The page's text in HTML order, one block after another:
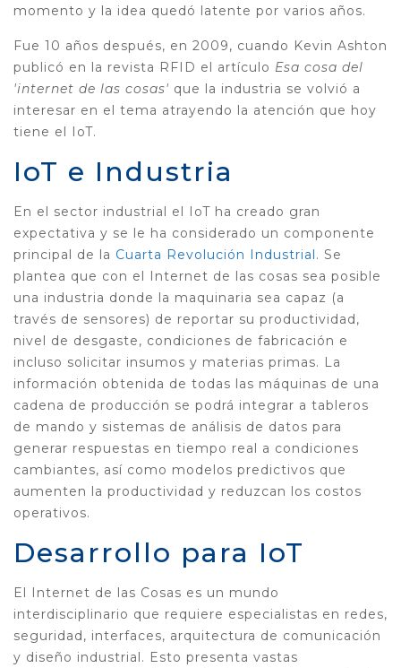
momento y la idea quedó latente por varios años.
Fue 10 años después, en 2009, cuando Kevin Ashton
publicó en la revista RFID el artículo Esa cosa del
'internet de las cosas' que la industria se volvió a
interesar en el tema atrayendo la atención que hoy
tiene el IoT.
IoT e Industria
En el sector industrial el IoT ha creado gran
expectativa y se le ha considerado un componente
principal de la Cuarta Revolución Industrial . Se
plantea que con el Internet de las cosas sea posible
una industria donde la maquinaria sea capaz (a
través de sensores) de reportar su productividad,
nivel de desgaste, condiciones de fabricación e
incluso solicitar insumos y materias primas. La
información obtenida de todas las máquinas de una
cadena de producción se podrá integrar a tableros
de mando y sistemas de análisis de datos para
generar respuestas en tiempo real a condiciones
cambiantes, así como modelos predictivos que
aumenten la productividad y reduzcan los costos
operativos.
Desarrollo para IoT
El Internet de las Cosas es un mundo
interdisciplinario que requiere especialistas en redes,
seguridad, interfaces, arquitectura de comunicación
y diseño industrial. Esto presenta vastas